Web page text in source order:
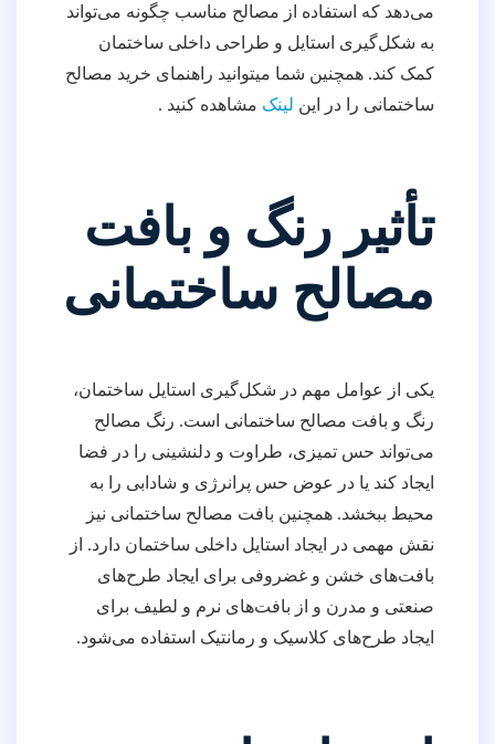
می‌دهد که استفاده از مصالح مناسب چگونه می‌تواند
به شکل‌گیری استایل و طراحی داخلی ساختمان
کمک کند. همچنین شما میتوانید راهنمای خرید مصالح
ساختمانی را در این لینک مشاهده کنید .
تأثیر رنگ و بافت
مصالح ساختمانی
یکی از عوامل مهم در شکل‌گیری استایل ساختمان،
رنگ و بافت مصالح ساختمانی است. رنگ مصالح
می‌تواند حس تمیزی، طراوت و دلنشینی را در فضا
ایجاد کند یا در عوض حس پرانرژی و شادابی را به
محیط ببخشد. همچنین بافت مصالح ساختمانی نیز
نقش مهمی در ایجاد استایل داخلی ساختمان دارد. از
بافت‌های خشن و غضروفی برای ایجاد طرح‌های
صنعتی و مدرن و از بافت‌های نرم و لطیف برای
ایجاد طرح‌های کلاسیک و رمانتیک استفاده می‌شود.